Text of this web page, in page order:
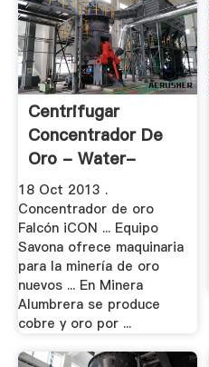
Centrifugar
Concentrador De
Oro - Water-
Ionizer
18 Oct 2013 .
Concentrador de oro
Falcón iCON ... Equipo
Savona ofrece maquinaria
para la minería de oro
nuevos ... En Minera
Alumbrera se produce
cobre y oro por ...